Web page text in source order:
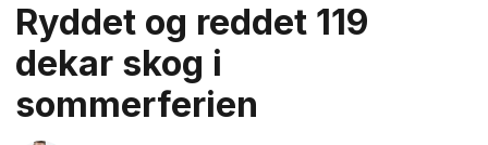
Ryddet og reddet 119
dekar skog i
sommerferien